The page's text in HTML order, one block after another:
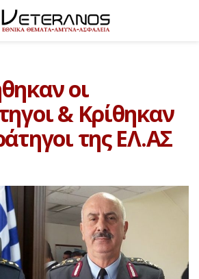
οι
& Κρίθηκαν
της ΕΛ.ΑΣ